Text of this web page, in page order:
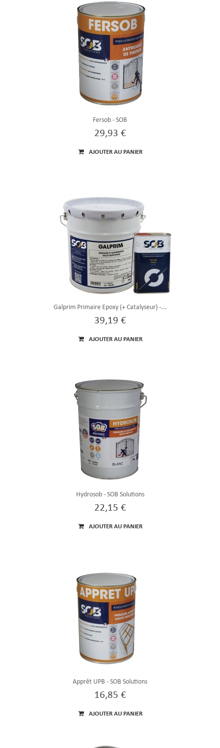
Fersob - SOB
29,93 €
AJOUTER AU PANIER
Galprim Primaire Epoxy (+ Catalyseur) -...
39,19 €
AJOUTER AU PANIER
Hydrosob - SOB Solutions
22,15 €
AJOUTER AU PANIER
Apprêt UPB - SOB Solutions
16,85 €
AJOUTER AU PANIER